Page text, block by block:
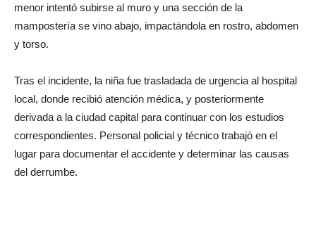
menor intentó subirse al muro y una sección de la
mampostería se vino abajo, impactándola en rostro, abdomen
y torso.
Tras el incidente, la niña fue trasladada de urgencia al hospital
local, donde recibió atención médica, y posteriormente
derivada a la ciudad capital para continuar con los estudios
correspondientes. Personal policial y técnico trabajó en el
lugar para documentar el accidente y determinar las causas
del derrumbe.